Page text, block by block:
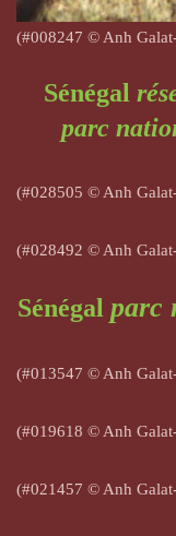
(#008247 © Anh
Sénégal
parc
(#028505 © Anh
(#028492 © Anh
Sénégal parc
(#013547 © Anh
(#019618 © Anh
(#021457 © Anh